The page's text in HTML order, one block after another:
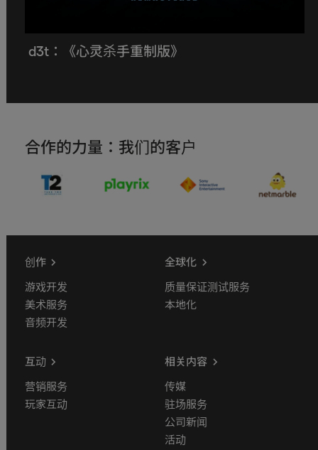
d3t：《心灵杀手重制版》
合作的力量：我们的客户
创作
游戏开发
美术服务
音频开发
全球化
质量保证测试服务
本地化
互动
营销服务
玩家互动
相关内容
传媒
驻场服务
公司新闻
活动